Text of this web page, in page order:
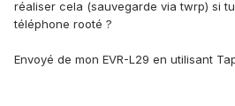
réaliser cela (sauvegarde via twrp) si
téléphone rooté ?
Envoyé de mon EVR-L29 en utilisant